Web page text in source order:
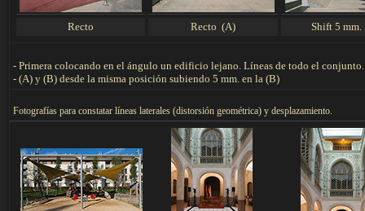
Recto Recto (A) Shift 5
- Primera colocando en el ángulo un edificio lejano. Líneas de todo el conjunto.
- (A) y (B) desde la misma posición subiendo 5 mm. en la (B)
Fotografías para constatar líneas laterales (distorsión geométrica) y desplazamiento.